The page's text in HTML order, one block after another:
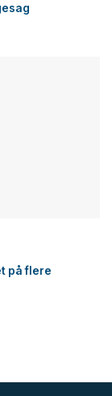
på flere